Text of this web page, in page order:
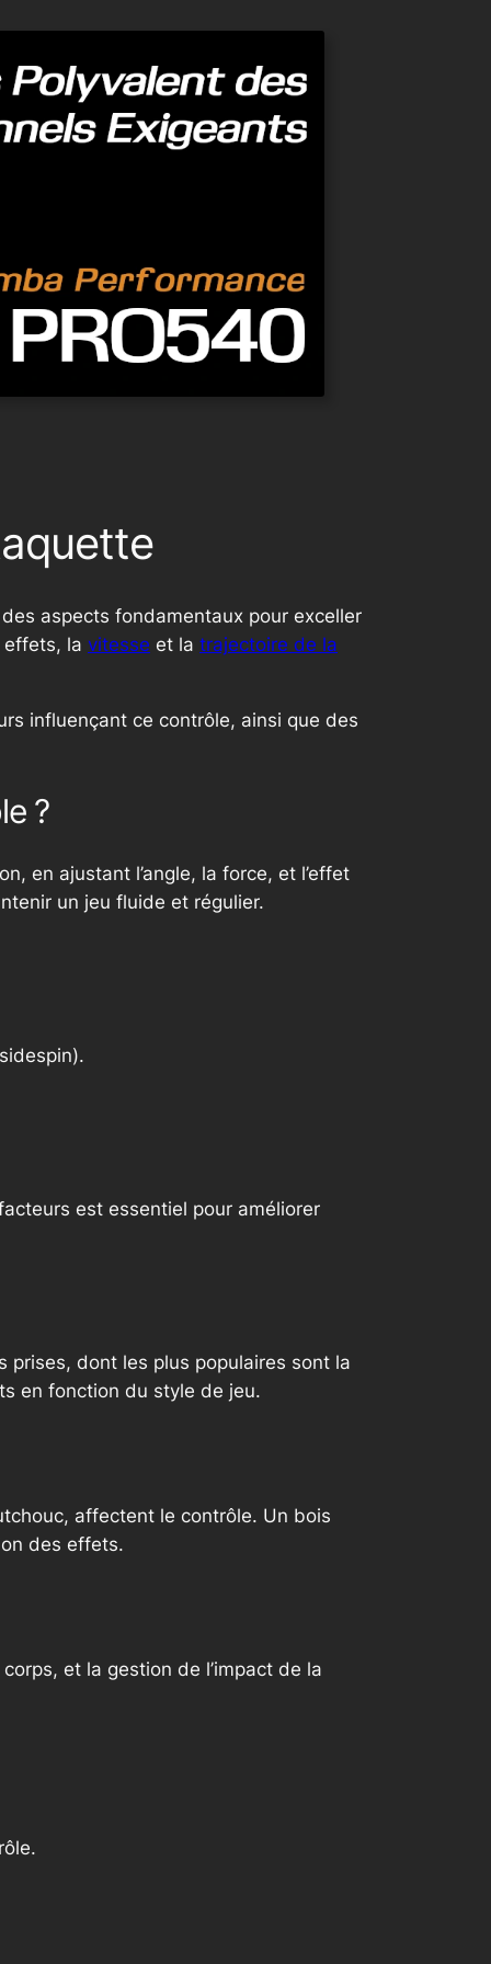
aspects fondamentaux pour exceller
effets, la vitesse et la trajectoire de la
influençant ce contrôle, ainsi que des
?
en ajustant l’angle, la force, et l’effet
un jeu fluide et régulier.
est essentiel pour améliorer
prises, dont les plus populaires sont la
en fonction du style de jeu.
affectent le contrôle. Un bois
des effets.
et la gestion de l’impact de la